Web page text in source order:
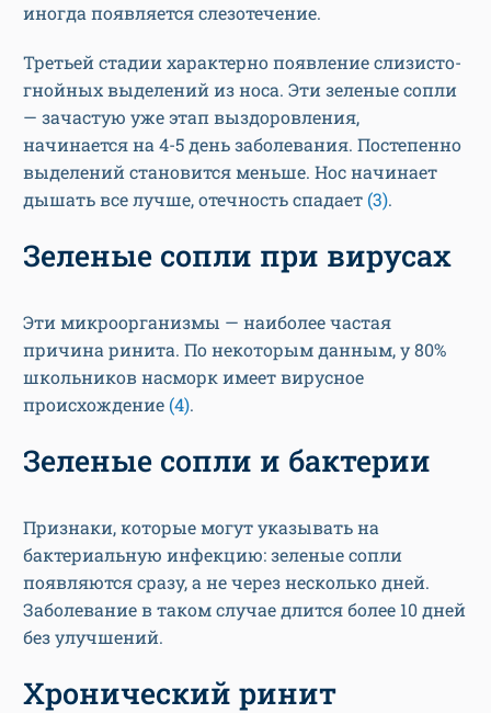
иногда появляется слезотечение.
Третьей стадии характерно появление слизисто-
гнойных выделений из носа. Эти зеленые сопли
— зачастую уже этап выздоровления,
начинается на 4-5 день заболевания. Постепенно
выделений становится меньше. Нос начинает
дышать все лучше, отечность спадает (3).
Зеленые сопли при вирусах
Эти микроорганизмы — наиболее частая
причина ринита. По некоторым данным, у 80%
школьников насморк имеет вирусное
происхождение (4).
Зеленые сопли и бактерии
Признаки, которые могут указывать на
бактериальную инфекцию: зеленые сопли
появляются сразу, а не через несколько дней.
Заболевание в таком случае длится более 10 дней
без улучшений.
Хронический ринит